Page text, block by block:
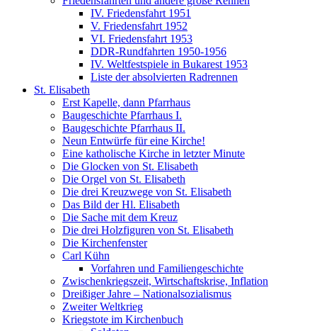
IV. Friedensfahrt 1951
V. Friedensfahrt 1952
VI. Friedensfahrt 1953
DDR-Rundfahrten 1950-1956
IV. Weltfestspiele in Bukarest 1953
Liste der absolvierten Radrennen
St. Elisabeth
Erst Kapelle, dann Pfarrhaus
Baugeschichte Pfarrhaus I.
Baugeschichte Pfarrhaus II.
Neun Entwürfe für eine Kirche!
Eine katholische Kirche in letzter Minute
Die Glocken von St. Elisabeth
Die Orgel von St. Elisabeth
Die drei Kreuzwege von St. Elisabeth
Das Bild der Hl. Elisabeth
Die Sache mit dem Kreuz
Die drei Holzfiguren von St. Elisabeth
Die Kirchenfenster
Carl Kühn
Vorfahren und Familiengeschichte
Zwischenkriegszeit, Wirtschaftskrise, Inflation
Dreißiger Jahre – Nationalsozialismus
Zweiter Weltkrieg
Kriegstote im Kirchenbuch